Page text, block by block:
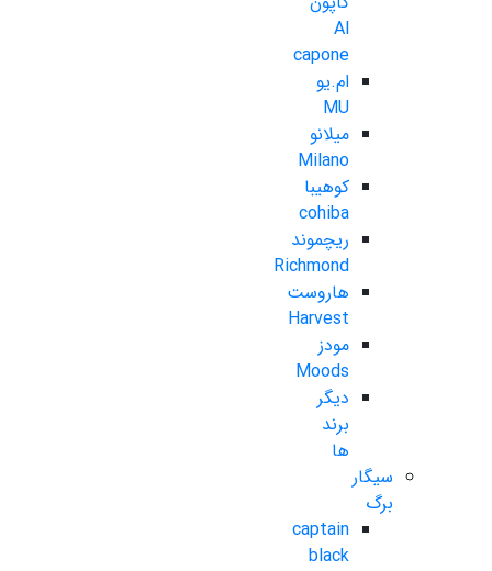
Al
capone
ام.یو
MU
میلانو
Milano
کوهیبا
cohiba
ریچموند
Richmond
هاروست
Harvest
مودز
Moods
دیگر
برند
ها
سیگار
برگ
captain
black